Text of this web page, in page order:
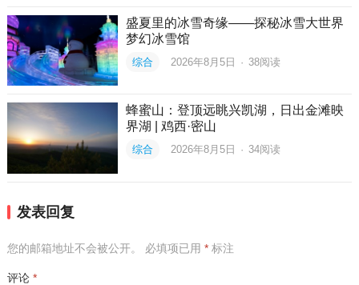
盛夏里的冰雪奇缘——探秘冰雪大世界
梦幻冰雪馆
综合 2026年8月5日 · 38阅读
蜂蜜山：登顶远眺兴凯湖，日出金滩映
界湖 | 鸡西·密山
综合 2026年8月5日 · 34阅读
发表回复
您的邮箱地址不会被公开。 必填项已用 *标注
评论 *